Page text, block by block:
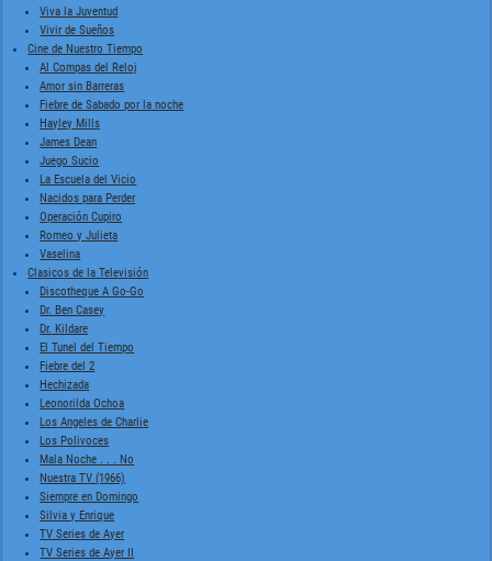
Viva la Juventud
Vivir de Sueños
Cine de Nuestro Tiempo
Al Compas del Reloj
Amor sin Barreras
Fiebre de Sabado por la noche
Hayley Mills
James Dean
Juego Sucio
La Escuela del Vicio
Nacidos para Perder
Operación Cupiro
Romeo y Julieta
Vaselina
Clasicos de la Televisión
Discotheque A Go-Go
Dr. Ben Casey
Dr. Kildare
El Tunel del Tiempo
Fiebre del 2
Hechizada
Leonorilda Ochoa
Los Angeles de Charlie
Los Polivoces
Mala Noche . . . No
Nuestra TV (1966)
Siempre en Domingo
Silvia y Enrique
TV Series de Ayer
TV Series de Ayer II